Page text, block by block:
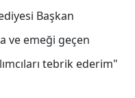
Başkan
ve emeği geçen
tebrik ederim"